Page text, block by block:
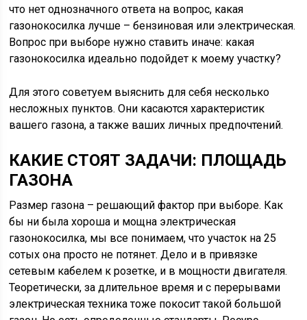
что нет однозначного ответа на вопрос, какая
газонокосилка лучше – бензиновая или электрическая.
Вопрос при выборе нужно ставить иначе: какая
газонокосилка идеально подойдет к моему участку?
Для этого советуем выяснить для себя несколько
несложных пунктов. Они касаются характеристик
вашего газона, а также ваших личных предпочтений.
КАКИЕ СТОЯТ ЗАДАЧИ: ПЛОЩАДЬ
ГАЗОНА
Размер газона – решающий фактор при выборе. Как
бы ни была хороша и мощна электрическая
газонокосилка, мы все понимаем, что участок на 25
сотых она просто не потянет. Дело и в привязке
сетевым кабелем к розетке, и в мощности двигателя.
Теоретически, за длительное время и с перерывами
электрическая техника тоже покосит такой большой